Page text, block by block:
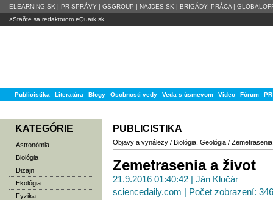
ELEARNING.SK | PR SPRÁVY | GSGROUP | NAJDES.SK | BRIGÁDY, PRÁCA |
>Staňte sa redaktorom eQuark.sk
Publicistika Literatúra Blogy Osobnosti vedy Veda s úsmevom Video Fórum
KATEGÓRIE
Astronómia
Biológia
Dizajn
Ekológia
Fyzika
PUBLICISTIKA
Objavy a vynálezy / Biológia Geológia /
Zemetrasenia a život
21.9.2016 01:40:42 | Ján Klučár
sciencedaily.com | Počet zobrazení: